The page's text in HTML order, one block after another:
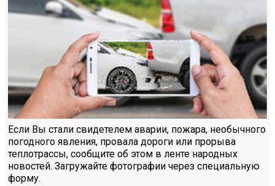
Если Вы стали свидетелем аварии, пожара, необычного
погодного явления, провала дороги или прорыва
теплотрассы, сообщите об этом в ленте народных
новостей. Загружайте фотографии через специальную
форму.